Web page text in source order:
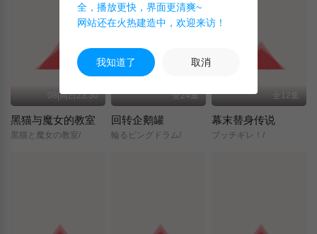
08|周日23:30
黑猫与魔女的教室
黒猫と魔女の教室/
全24集
回转企鹅罐
輪るピングドラム/
全12集
幕末替身传说
ブッチギレ！/
全，播放更快，界面更清爽~
网站还在火热建造中，欢迎来访！
我知道了 取消